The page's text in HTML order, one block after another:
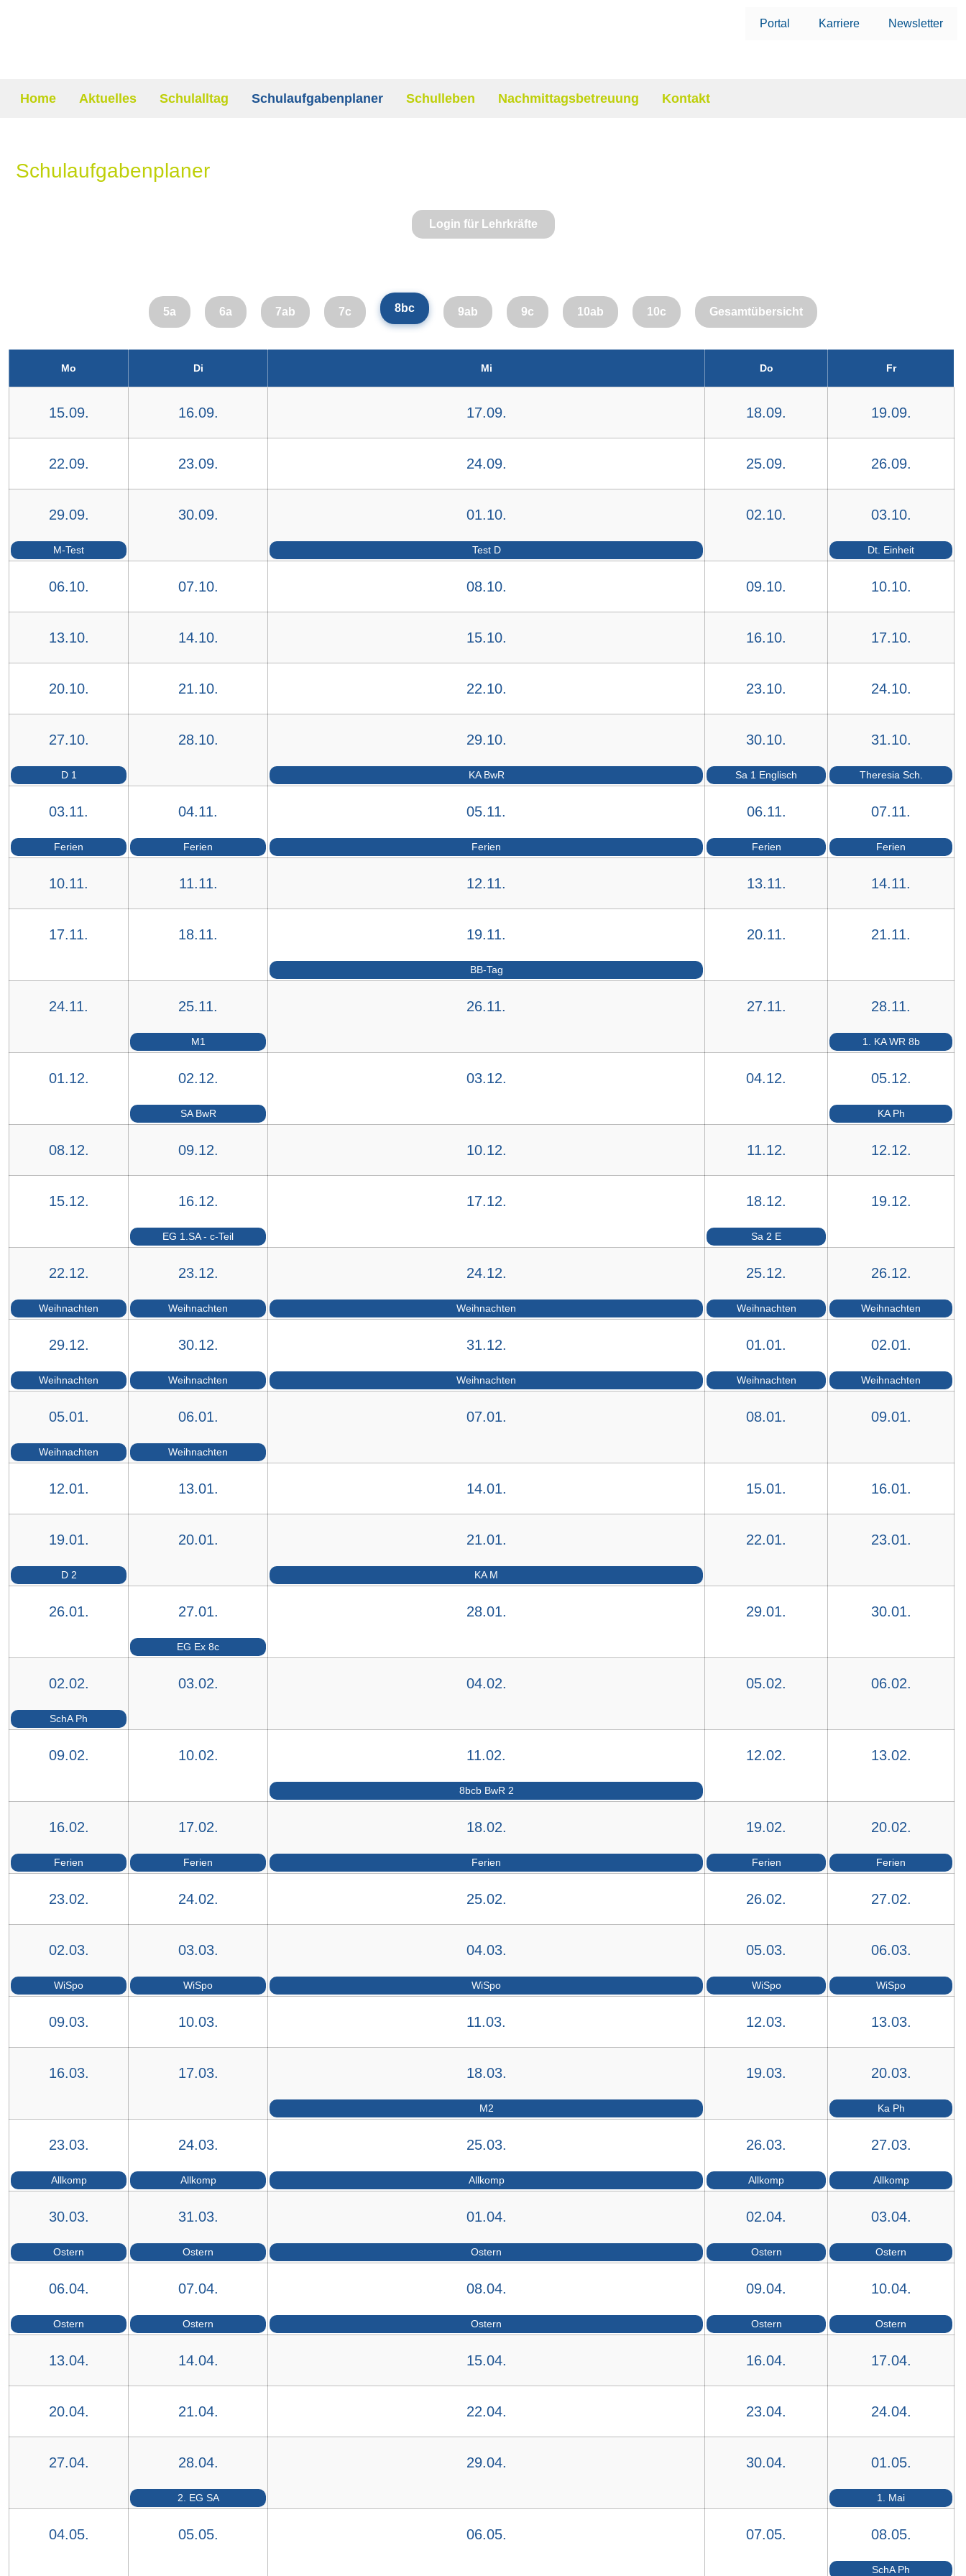
Portal Karriere Newsletter
Home Aktuelles Schulalltag Schulaufgabenplaner Schulleben Nachmittagsbetreuung Kontakt
Schulaufgabenplaner
Login für Lehrkräfte
5a 6a 7ab 7c 8bc 9ab 9c 10ab 10c Gesamtübersicht
Mo Di Mi Do Fr
15.09. 16.09. 17.09. 18.09. 19.09.
22.09. 23.09. 24.09. 25.09. 26.09.
29.09.
M-Test
30.09. 01.10.
Test D
02.10. 03.10.
Dt. Einheit
06.10. 07.10. 08.10. 09.10. 10.10.
13.10. 14.10. 15.10. 16.10. 17.10.
20.10. 21.10. 22.10. 23.10. 24.10.
27.10.
D 1
28.10. 29.10.
KA BwR
30.10.
Sa 1 Englisch
31.10.
Theresia Sch.
03.11.
Ferien
04.11.
Ferien
05.11.
Ferien
06.11.
Ferien
07.11.
Ferien
10.11. 11.11. 12.11. 13.11. 14.11.
17.11. 18.11. 19.11.
BB-Tag
20.11. 21.11.
24.11. 25.11.
M1
26.11. 27.11. 28.11.
1. KA WR 8b
01.12. 02.12.
SA BwR
03.12. 04.12. 05.12.
KA Ph
08.12. 09.12. 10.12. 11.12. 12.12.
15.12. 16.12.
EG 1.SA - c-Teil
17.12. 18.12.
Sa 2 E
19.12.
22.12.
Weihnachten
23.12.
Weihnachten
24.12.
Weihnachten
25.12.
Weihnachten
26.12.
Weihnachten
29.12.
Weihnachten
30.12.
Weihnachten
31.12.
Weihnachten
01.01.
Weihnachten
02.01.
Weihnachten
05.01.
Weihnachten
06.01.
Weihnachten
07.01. 08.01. 09.01.
12.01. 13.01. 14.01. 15.01. 16.01.
19.01.
D 2
20.01. 21.01.
KA M
22.01. 23.01.
26.01. 27.01.
EG Ex 8c
28.01. 29.01. 30.01.
02.02.
SchA Ph
03.02. 04.02. 05.02. 06.02.
09.02. 10.02. 11.02.
8bcb BwR 2
12.02. 13.02.
16.02.
Ferien
17.02.
Ferien
18.02.
Ferien
19.02.
Ferien
20.02.
Ferien
23.02. 24.02. 25.02. 26.02. 27.02.
02.03.
WiSpo
03.03.
WiSpo
04.03.
WiSpo
05.03.
WiSpo
06.03.
WiSpo
09.03. 10.03. 11.03. 12.03. 13.03.
16.03. 17.03. 18.03.
M2
19.03. 20.03.
Ka Ph
23.03.
Allkomp
24.03.
Allkomp
25.03.
Allkomp
26.03.
Allkomp
27.03.
Allkomp
30.03.
Ostern
31.03.
Ostern
01.04.
Ostern
02.04.
Ostern
03.04.
Ostern
06.04.
Ostern
07.04.
Ostern
08.04.
Ostern
09.04.
Ostern
10.04.
Ostern
13.04. 14.04. 15.04. 16.04. 17.04.
20.04. 21.04. 22.04. 23.04. 24.04.
27.04. 28.04.
2. EG SA
29.04. 30.04. 01.05.
1. Mai
04.05. 05.05. 06.05. 07.05. 08.05.
SchA Ph